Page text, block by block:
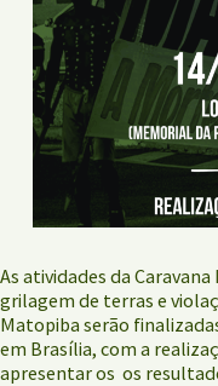
As atividades da
grilagem de terras e
Matopiba serão
em Brasília, com a
apresentar os os